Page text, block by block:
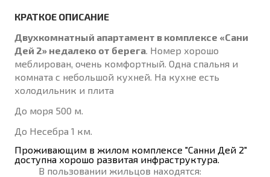
КРАТКОЕ ОПИСАНИЕ
Двухкомнатный апартамент в комплексе «Сани
Дей 2» недалеко от берега. Номер хорошо
меблирован, очень комфортный. Одна спальня и
комната с небольшой кухней. На кухне есть
холодильник и плита
До моря 500 м.
До Несебра 1 км.
Проживающим в жилом комплексе "Санни Дей 2"
доступна хорошо развитая инфраструктура.
В пользовании жильцов находятся: